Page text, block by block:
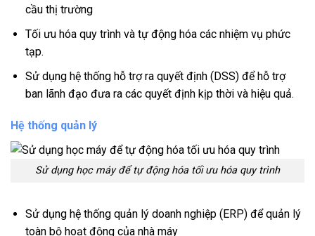
cầu thị trường
Tối ưu hóa quy trình và tự động hóa các nhiệm vụ phức
tạp.
Sử dụng hệ thống hỗ trợ ra quyết định (DSS) để hỗ trợ
ban lãnh đạo đưa ra các quyết định kịp thời và hiệu quả.
Hệ thống quản lý
Sử dụng học máy để tự động hóa tối ưu hóa quy trình
Sử dụng hệ thống quản lý doanh nghiệp (ERP) để quản lý
toàn bộ hoạt động của nhà máy